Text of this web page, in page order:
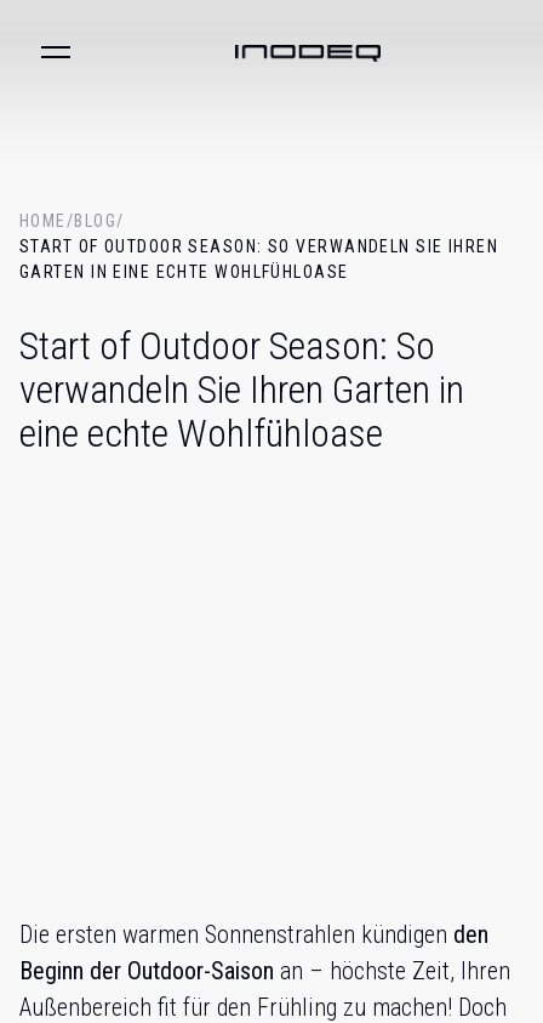
HOME /BLOG/
START OF OUTDOOR SEASON: SO VERWANDELN SIE IHREN
GARTEN IN EINE ECHTE WOHLFÜHLOASE
Start of Outdoor Season: So
verwandeln Sie Ihren Garten in
eine echte Wohlfühloase
Die ersten warmen Sonnenstrahlen kündigen den
Beginn der Outdoor-Saison an – höchste Zeit, Ihren
Außenbereich fit für den Frühling zu machen! Doch